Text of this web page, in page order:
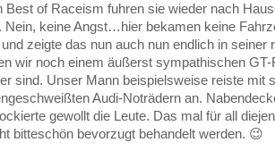
of Raceism fuhren sie wieder nach
keine Angst…hier bekamen keine
zeigte das nun auch nun endlich in seiner
wir noch einem äußerst sympathischen
sind. Unser Mann beispielsweise reiste mit
Audi-Noträdern an.
gewollt die Leute. Das mal für all
bitteschön bevorzugt behandelt werden. 😉